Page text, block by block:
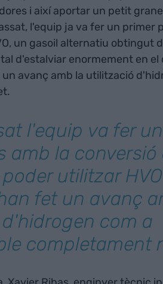
i així aportar un petit
l'equip ja va fer un primer
un gasoil alternatiu obtingut
tal d'estalviar enormement en
avanç amb la utilització
l'equip va fer un
amb la conversió
utilitzar
fet un avanç
com a
completament